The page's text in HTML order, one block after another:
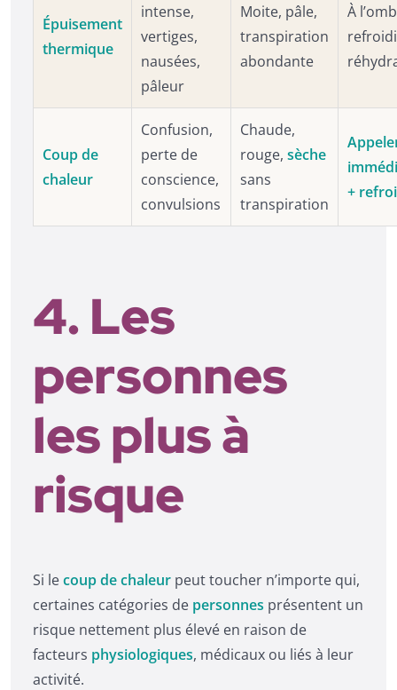
Épuisement
thermique
intense,
vertiges,
nausées,
pâleur
Moite, pâle,
transpiration
abondante
À
Coup de
chaleur
Confusion,
perte de
conscience,
convulsions
Chaude,
rouge, sèche
sans
transpiration
+
4. Les
personnes
les plus à
risque
Si lecoup de chaleur peut toucher n’importe qui,
certaines catégories de personnes présentent un
risque nettement plus élevé en raison de
facteurs physiologiques, médicaux ou liés à leur
activité.